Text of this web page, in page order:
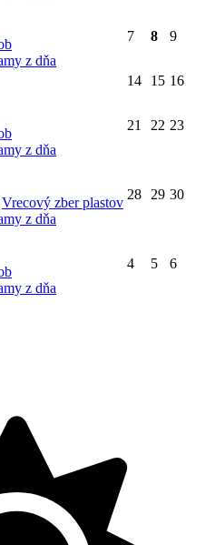
z dňa
7 8 9
14 15 16
z dňa
21 22 23
Vrecový zber plastov
z dňa
28 29 30
z dňa
4 5 6